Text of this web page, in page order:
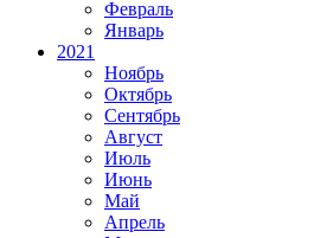
Февраль
Январь
2021
Ноябрь
Октябрь
Сентябрь
Август
Июль
Июнь
Май
Апрель